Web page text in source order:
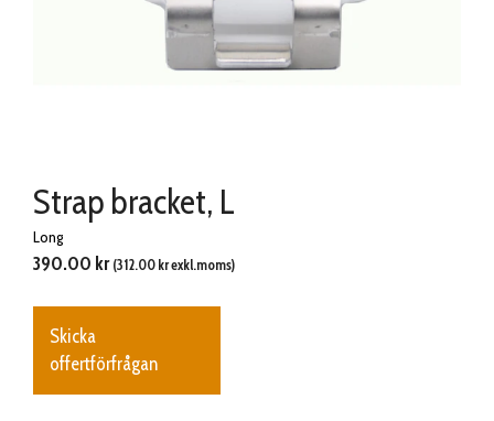
Strap bracket, L
Long
390.00 kr (312.00 krexkl.moms)
Skicka
offertförfrågan